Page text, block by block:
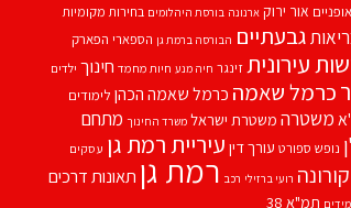
אופניים אור ירוק ארנונה בורסת היהלומים בחירות מקומיות
גבעתיים הבורסה ברמת גן הספארי הפארק
עירוניתזינגר חיה מנע חיות מחמד חינוך ילדים
כרמל שאמה כרמל שאמה הכהן לימודים
משטרה משטרת ישראל משרד החינוך מתחם
נופש ספורט עורך דין עיריית רמת גן עסקים
קורונה רועי ברזילי רכב רמת גן תאונות דרכים
תמ"א 38